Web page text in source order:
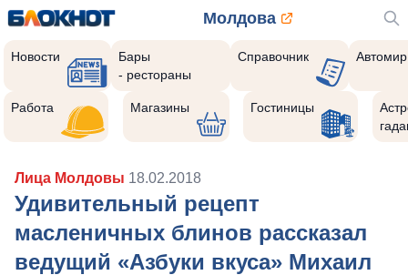
Молдова
Новости
Бары
- рестораны
Справочник Автомир
Работа Магазины Гостиницы
Лица Молдовы 18.02.2018
Удивительный рецепт
масленичных блинов рассказал
ведущий «Азбуки вкуса» Михаил